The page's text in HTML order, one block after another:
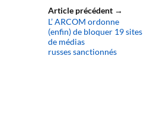
Article précédent →
L’ ARCOM ordonne
(enfin) de bloquer 19 sites
de médias
russes sanctionnés